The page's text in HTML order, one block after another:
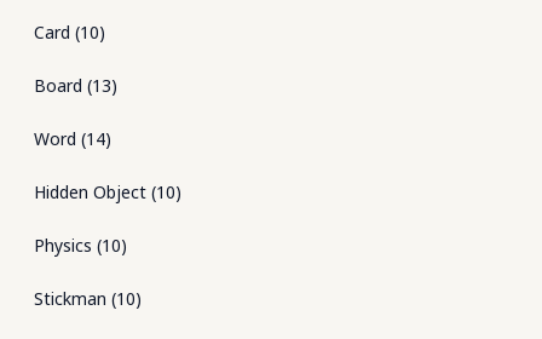
Card (10)
Board (13)
Word (14)
Hidden Object (10)
Physics (10)
Stickman (10)